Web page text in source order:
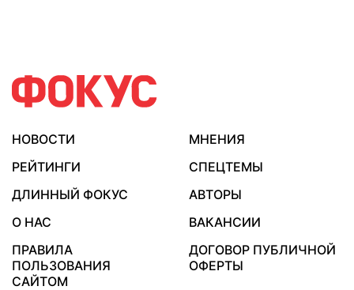
НОВОСТИ
МНЕНИЯ
РЕЙТИНГИ
СПЕЦТЕМЫ
ДЛИННЫЙ ФОКУС
АВТОРЫ
О НАС
ВАКАНСИИ
ПРАВИЛА
ПОЛЬЗОВАНИЯ
САЙТОМ
ДОГОВОР ПУБЛИЧНОЙ
ОФЕРТЫ